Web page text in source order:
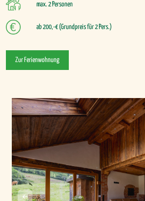
max. 2 Personen
ab 200,-€ (Grundpreis für 2 Pers.)
Zur Ferienwohnung